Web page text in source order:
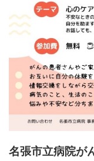
名張市立病院が